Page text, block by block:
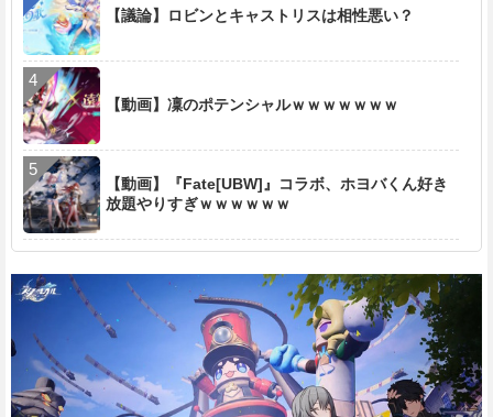
【議論】ロビンとキャストリスは相性悪い？
【動画】凜のポテンシャルｗｗｗｗｗｗｗ
【動画】『Fate[UBW]』コラボ、ホヨバくん好き
放題やりすぎｗｗｗｗｗｗ